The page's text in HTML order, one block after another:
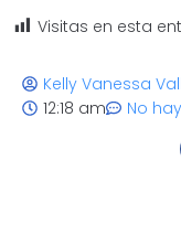
Visitas en esta
Kelly Vanessa
12:18 am
No